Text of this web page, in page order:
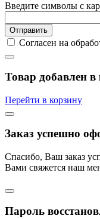
Введите символы с
Отправить
Согласен на
Товар добавлен в
Перейти в корзину
Заказ успешно
Спасибо, Ваш заказ
Вами свяжется наш
Пароль